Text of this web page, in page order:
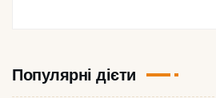
Популярні дієти